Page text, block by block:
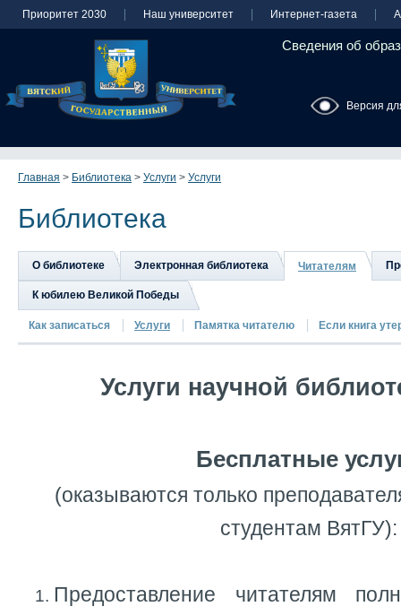
Приоритет 2030 Наш университет Интернет-газета
Сведения об
Версия
Главная > Библиотека > Услуги > Услуги
Библиотека
О библиотеке Электронная библиотека Читателям
К юбилею Великой Победы
Как записаться Услуги Памятка читателю Если книга
Услуги научной
Бесплатные
(оказываются только
студентам ВятГУ):
Предоставление читателям